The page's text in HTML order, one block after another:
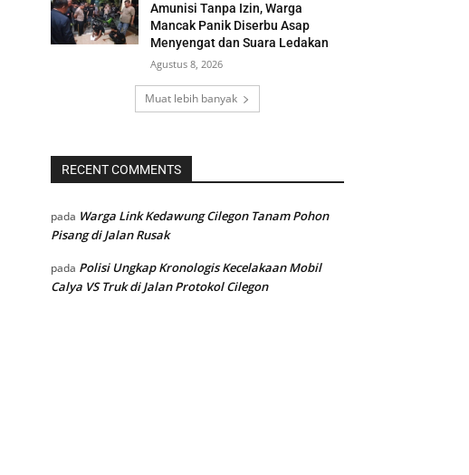
Amunisi Tanpa Izin, Warga
Mancak Panik Diserbu Asap
Menyengat dan Suara Ledakan
Agustus 8, 2026
Muat lebih banyak
RECENT COMMENTS
pada Warga Link Kedawung Cilegon Tanam Pohon
Pisang di Jalan Rusak
pada Polisi Ungkap Kronologis Kecelakaan Mobil
Calya VS Truk di Jalan Protokol Cilegon